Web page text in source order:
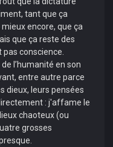
tant que ça
encore, que ça
que ça reste des
conscience.
l’humanité en son
entre autre parce
dieux, leurs pensées
: j'affame le
chaoteux (ou
grosses